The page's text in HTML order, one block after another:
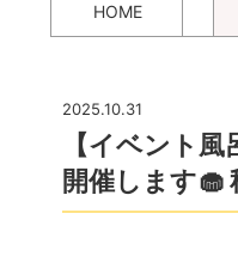
HOME
2025.10.31
【イベント
開催します🧁